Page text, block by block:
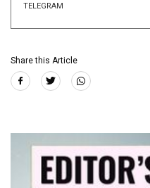
TELEGRAM
Share this Article